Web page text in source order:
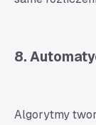
8.
Algorytmy